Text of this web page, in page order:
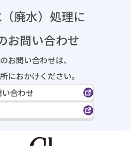
廃水）処理に
お問い合わせ
お問い合わせは、
におかけください。
合わせ